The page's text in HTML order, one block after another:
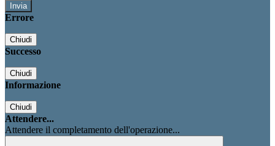
Errore
Chiudi
Successo
Chiudi
Informazione
Chiudi
Attendere...
Attendere il completamento dell'operazione...